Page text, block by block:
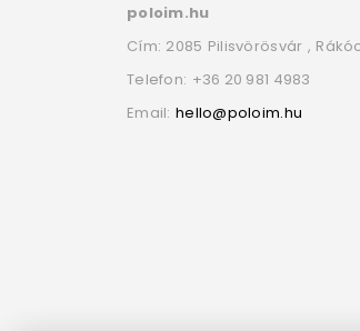
poloim.hu
Cím: 2085 Pilisvörösvár ,
Telefon: +36 20 981 4983
Email: hello@poloim.hu